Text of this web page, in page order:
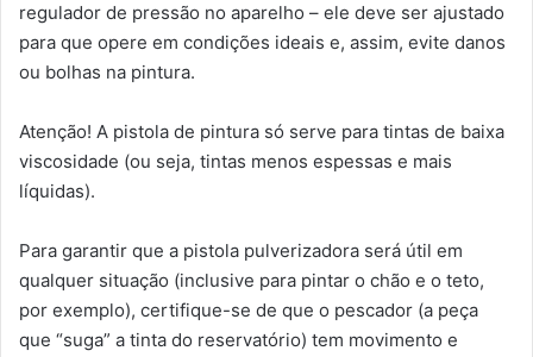
regulador de pressão no aparelho – ele deve ser ajustado
para que opere em condições ideais e, assim, evite danos
ou bolhas na pintura.
Atenção! A pistola de pintura só serve para tintas de baixa
viscosidade (ou seja, tintas menos espessas e mais
líquidas).
Para garantir que a pistola pulverizadora será útil em
qualquer situação (inclusive para pintar o chão e o teto,
por exemplo), certifique-se de que o pescador (a peça
que “suga” a tinta do reservatório) tem movimento e